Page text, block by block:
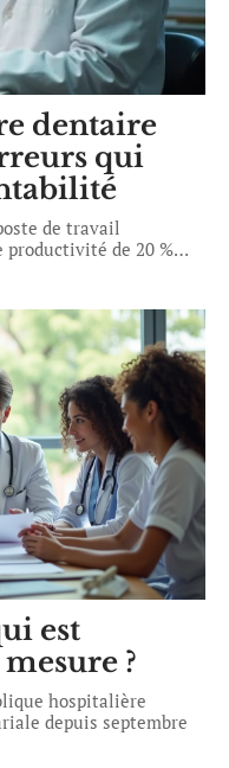
dentaire
qui
de travail
de 20 %…
est
?
hospitalière
depuis septembre